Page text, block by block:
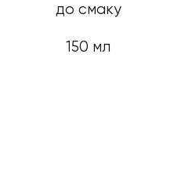
до смаку
150 мл